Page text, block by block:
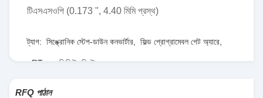
টিএসএসওপি (0.173 ", 4.40 মিমি প্রস্থ)
ট্যাগ: সিঙ্ক্রোনিক স্টেপ-ডাউন কনভার্টার ফিল্ড প্রোগ্রামেবল গেট অ্যারে
RT৮০৭৭জিকিউডব্লিউ
RFQ পাঠান